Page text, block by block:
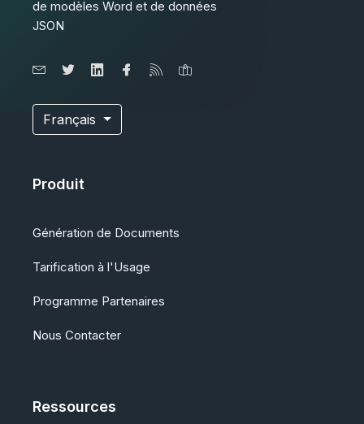
de modèles Word et de données
JSON
Français
Produit
Génération de Documents
Tarification à l'Usage
Programme Partenaires
Nous Contacter
Ressources